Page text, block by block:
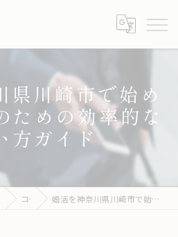
県川崎市で始め
ための効率的な
方ガイド
コラム 婚活を神奈川県川崎市で始める30代女性のための効率的な出会い方ガイド